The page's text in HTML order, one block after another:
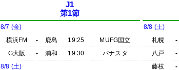
J1
第1節
8/7 (金)
横浜FM
- 鹿島 19:25
MUFG国立
G大阪
- 浦和 19:30
パナスタ
8/8 (土)
8/8 (土)
札幌
-
八戸
-
藤枝
-